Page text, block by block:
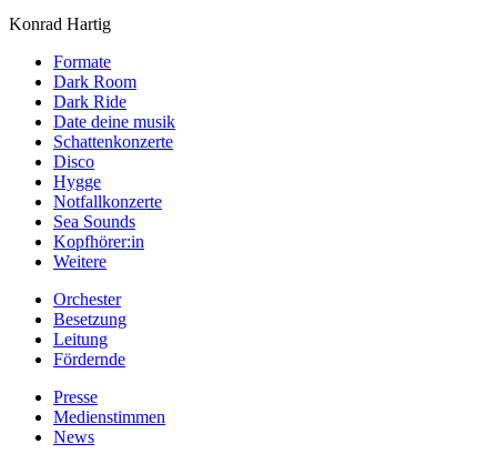
Konrad Hartig
Formate
Dark Room
Dark Ride
Date deine musik
Schattenkonzerte
Disco
Hygge
Notfallkonzerte
Sea Sounds
Kopfhörer:in
Weitere
Orchester
Besetzung
Leitung
Fördernde
Presse
Medienstimmen
News